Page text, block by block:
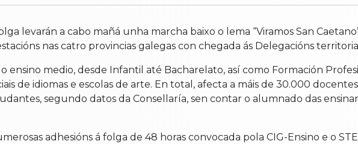
levarán a cabo mañá unha marcha baixo o lema “Viramos San
nas catro provincias galegas con chegada ás Delegacións
ensino medio, desde Infantil até Bacharelato, así como Formación
de idiomas e escolas de arte. En total, afecta a máis de 30.000
segundo datos da Consellaría, sen contar o alumnado das
adhesións á folga de 48 horas convocada pola CIG-Ensino e o